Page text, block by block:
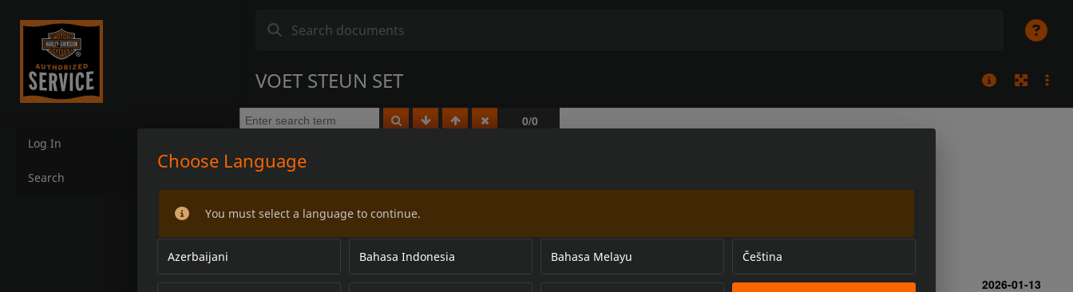
Log In
Search
VOET STEUN SET
Choose Language
You must select a language to continue.
Azerbaijani Bahasa Indonesia Bahasa Melayu Čeština